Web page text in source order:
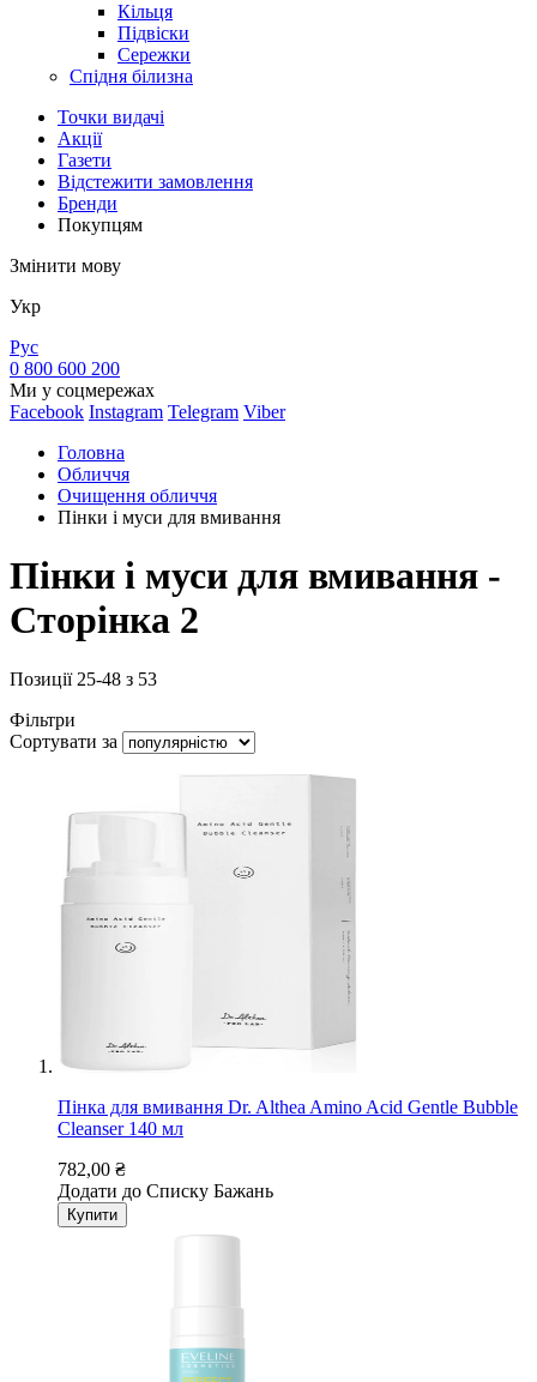
Кільця
Підвіски
Сережки
Спідня білизна
Точки видачi
Акції
Газети
Відстежити замовлення
Бренди
Покупцям
Змінити мову
Укр
Рус
0 800 600 200
Ми у соцмережах
Facebook Instagram Telegram Viber
Головна
Обличчя
Очищення обличчя
Пінки і муси для вмивання
Пінки і муси для вмивання -
Сторінка 2
Позиції 25-48 з 53
Фільтри
Сортувати за
Пінка для вмивання Dr. Althea Amino Acid Gentle Bubble
Cleanser 140 мл
782,00 ₴
Додати до Списку Бажань
Купити